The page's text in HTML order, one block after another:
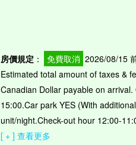
房價規定 ： 免費取消 2026/08/15
Estimated total amount of taxes &
Canadian Dollar payable on
15:00.Car park YES (With
unit/night.Check-out hour 12:00-
[ + ] 查看更多